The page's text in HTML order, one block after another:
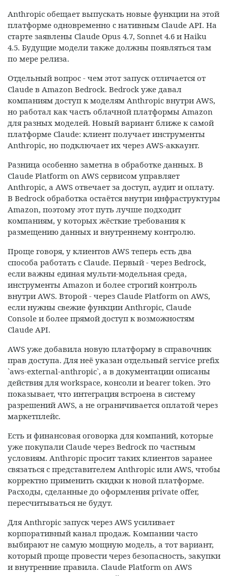
Anthropic обещает выпускать новые функции на этой
платформе одновременно с нативным Claude API. На
старте заявлены Claude Opus 4.7, Sonnet 4.6 и Haiku
4.5. Будущие модели также должны появляться там
по мере релиза.
Отдельный вопрос - чем этот запуск отличается от
Claude в Amazon Bedrock. Bedrock уже давал
компаниям доступ к моделям Anthropic внутри AWS,
но работал как часть облачной платформы Amazon
для разных моделей. Новый вариант ближе к самой
платформе Claude: клиент получает инструменты
Anthropic, но подключает их через AWS-аккаунт.
Разница особенно заметна в обработке данных. В
Claude Platform on AWS сервисом управляет
Anthropic, а AWS отвечает за доступ, аудит и оплату.
В Bedrock обработка остаётся внутри инфраструктуры
Amazon, поэтому этот путь лучше подходит
компаниям, у которых жёсткие требования к
размещению данных и внутреннему контролю.
Проще говоря, у клиентов AWS теперь есть два
способа работать с Claude. Первый - через Bedrock,
если важны единая мульти-модельная среда,
инструменты Amazon и более строгий контроль
внутри AWS. Второй - через Claude Platform on AWS,
если нужны свежие функции Anthropic, Claude
Console и более прямой доступ к возможностям
Claude API.
AWS уже добавила новую платформу в справочник
прав доступа. Для неё указан отдельный service prefix
`aws-external-anthropic`, а в документации описаны
действия для workspace, консоли и bearer token. Это
показывает, что интеграция встроена в систему
разрешений AWS, а не ограничивается оплатой через
маркетплейс.
Есть и финансовая оговорка для компаний, которые
уже покупали Claude через Bedrock по частным
условиям. Anthropic просит таких клиентов заранее
связаться с представителем Anthropic или AWS, чтобы
корректно применить скидки к новой платформе.
Расходы, сделанные до оформления private offer,
пересчитываться не будут.
Для Anthropic запуск через AWS усиливает
корпоративный канал продаж. Компании часто
выбирают не самую мощную модель, а тот вариант,
который проще провести через безопасность, закупки
и внутренние правила. Claude Platform on AWS